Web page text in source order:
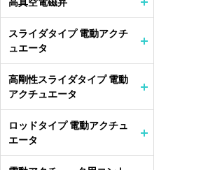
スライダタイプ 電動アクチ
ュエータ
高剛性スライダタイプ 電動
アクチュエータ
ロッドタイプ 電動アクチュ
エータ